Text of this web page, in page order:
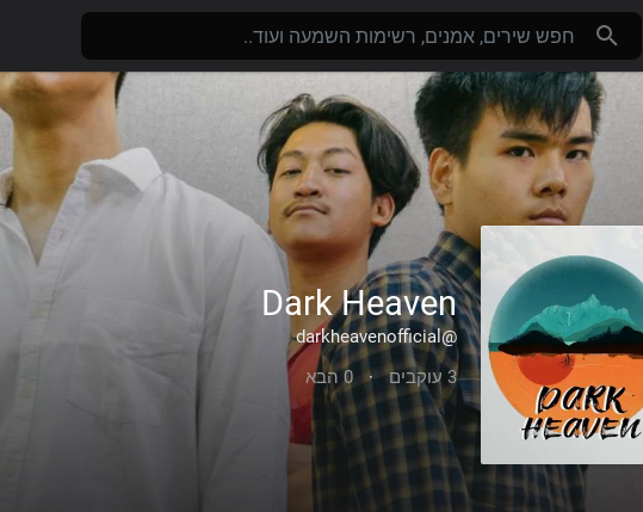
Dark Heaven
@darkheavenofficial
3 עוקבים
· 0 הבא